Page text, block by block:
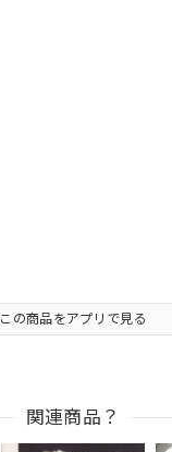
この商品をアプリで見る
関連商品？